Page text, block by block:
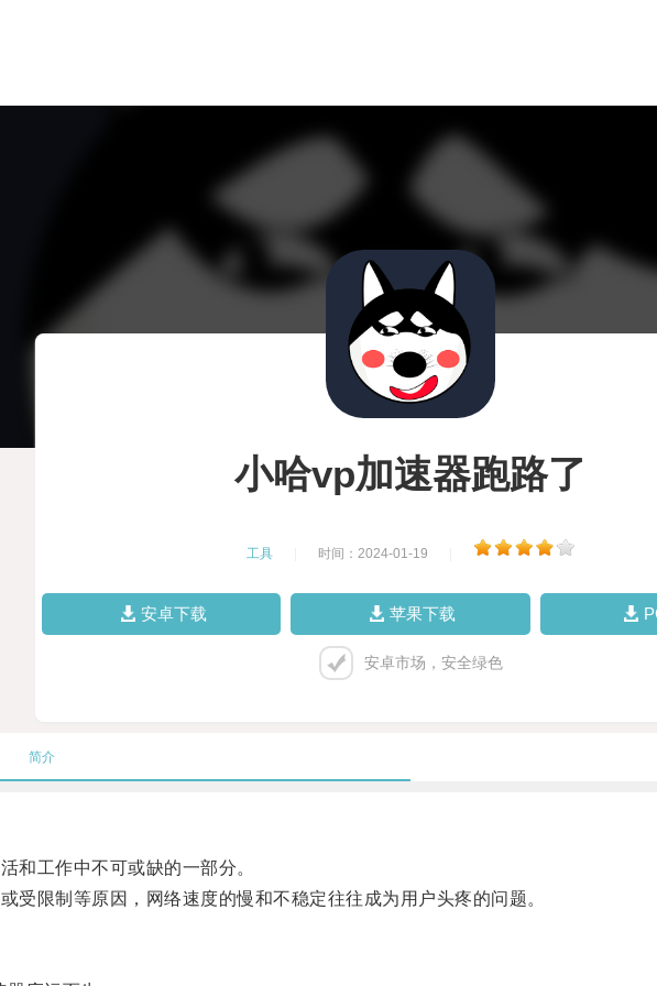
小哈vp加速器跑路了
工具 时间：2024-01-19
安卓下载 苹果下载
安卓市场，安全绿色
简介
工作中不可或缺的一部分。
限制等原因，网络速度的慢和不稳定往往成为用户头疼的问题。